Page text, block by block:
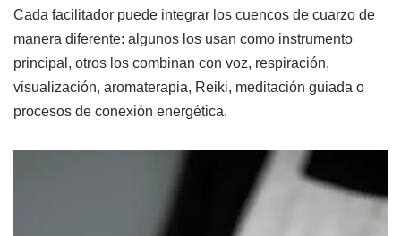
Cada facilitador puede integrar los cuencos de cuarzo de
manera diferente: algunos los usan como instrumento
principal, otros los combinan con voz, respiración,
visualización, aromaterapia, Reiki, meditación guiada o
procesos de conexión energética.